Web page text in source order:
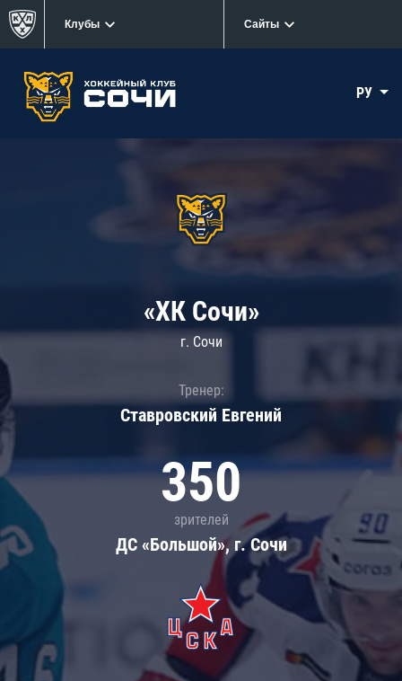
Клубы Сайты
РУ
«ХК Сочи»
г. Сочи
Тренер:
Ставровский Евгений
350
зрителей
ДС «Большой», г. Сочи